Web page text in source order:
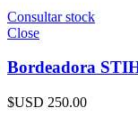
Consultar stock
Close
Bordeadora
$USD 250.00